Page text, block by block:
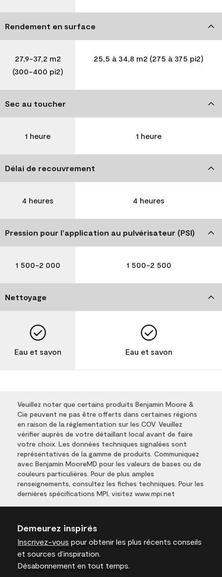
Rendement en surface
27,9-37,2 m2
(300-400 pi2)
25,5 à 34,8 m2 (275 à 375 pi2)
Sec au toucher
1 heure 1 heure
Délai de recouvrement
4 heures 4 heures
Pression pour l’application au pulvérisateur (PSI)
1 500-2 000 1 500-2 500
Nettoyage
Eau et savon Eau et savon
Veuillez noter que certains produits Benjamin Moore &
Cie peuvent ne pas être offerts dans certaines régions
en raison de la réglementation sur les COV. Veuillez
vérifier auprès de votre détaillant local avant de faire
votre choix. Les données techniques signalées sont
représentatives de la gamme de produits. Communiquez
avec Benjamin MooreMD pour les valeurs de bases ou de
couleurs particulières. Pour de plus amples
renseignements, consultez les fiches techniques. Pour les
dernières spécifications MPI, visitez www.mpi.net
Demeurez inspirés
Inscrivez-vous pour obtenir les plus récents conseils
et sources d’inspiration.
Désabonnement en tout temps.